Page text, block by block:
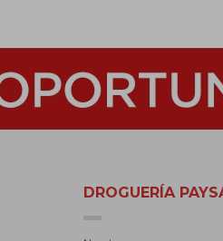
DROGUERÍA